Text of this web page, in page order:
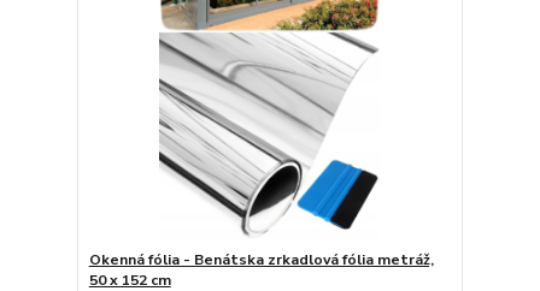
Okenná fólia - Benátska zrkadlová fólia metráž,
50 x 152 cm